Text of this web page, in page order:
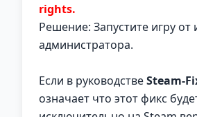
rights.
Решение: Запустите игру от
администратора.
Если в руководствеSteam-
означает что этот фикс